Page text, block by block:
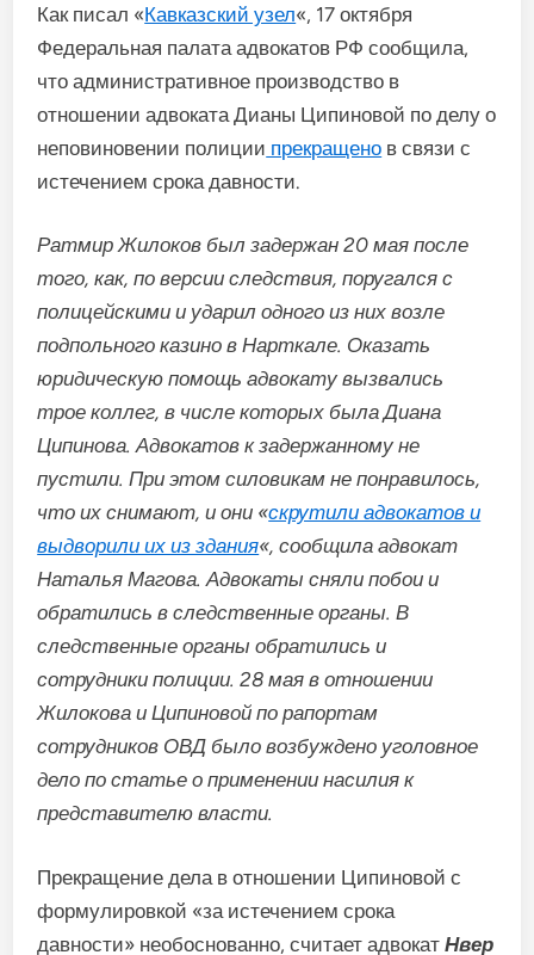
Как писал «Кавказский узел«, 17 октября
Федеральная палата адвокатов РФ сообщила,
что административное производство в
отношении адвоката Дианы Ципиновой по делу о
неповиновении полиции прекращено в связи с
истечением срока давности.
Ратмир Жилоков был задержан 20 мая после
того, как, по версии следствия, поругался с
полицейскими и ударил одного из них возле
подпольного казино в Нарткале. Оказать
юридическую помощь адвокату вызвались
трое коллег, в числе которых была Диана
Ципинова. Адвокатов к задержанному не
пустили. При этом силовикам не понравилось,
что их снимают, и они «скрутили адвокатов и
выдворили их из здания«, сообщила адвокат
Наталья Магова. Адвокаты сняли побои и
обратились в следственные органы. В
следственные органы обратились и
сотрудники полиции. 28 мая в отношении
Жилокова и Ципиновой по рапортам
сотрудников ОВД было возбуждено уголовное
дело по статье о применении насилия к
представителю власти.
Прекращение дела в отношении Ципиновой с
формулировкой «за истечением срока
давности» необоснованно, считает адвокатНвер